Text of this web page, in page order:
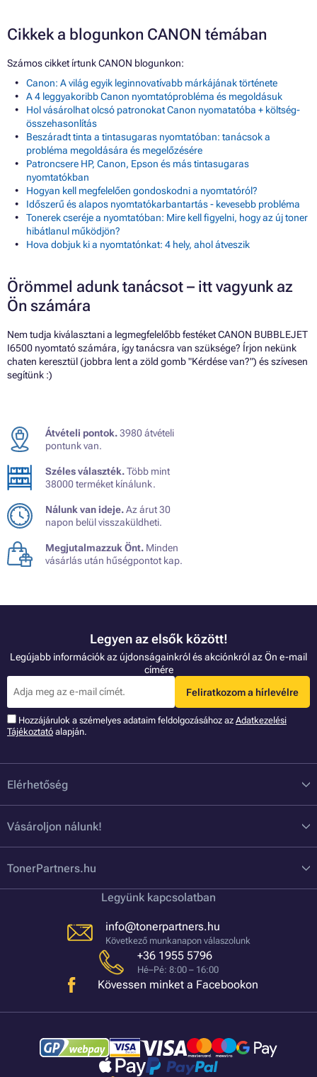
Cikkek a blogunkon CANON témában
Számos cikket írtunk CANON blogunkon:
Canon: A világ egyik leginnovatívabb márkájának története
A 4 leggyakoribb Canon nyomtatóprobléma és megoldásuk
Hol vásárolhat olcsó patronokat Canon nyomatatóba + költség-
összehasonlítás
Beszáradt tinta a tintasugaras nyomtatóban: tanácsok a
probléma megoldására és megelőzésére
Patroncsere HP, Canon, Epson és más tintasugaras
nyomtatókban
Hogyan kell megfelelően gondoskodni a nyomtatóról?
Időszerű és alapos nyomtatókarbantartás - kevesebb probléma
Tonerek cseréje a nyomtatóban: Mire kell figyelni, hogy az új toner
hibátlanul működjön?
Hova dobjuk ki a nyomtatónkat: 4 hely, ahol átveszik
Örömmel adunk tanácsot – itt vagyunk az
Ön számára
Nem tudja kiválasztani a legmegfelelőbb festéket CANON BUBBLEJET
I6500 nyomtató számára, így tanácsra van szüksége? Írjon nekünk
chaten keresztül (jobbra lent a zöld gomb "Kérdése van?") és szívesen
segítünk :)
Átvételi pontok.3980 átvételi
pontunk van.
Széles választék.Több mint
38000 terméket kínálunk.
Nálunk van ideje.Az árut 30
napon belül visszaküldheti.
Megjutalmazzuk Önt. Minden
vásárlás után hűségpontot kap.
Legyen az elsők között!
Legújabb információk az újdonságainkról és akciónkról az Ön e-mail
címére
Feliratkozom a hírlevélre
Hozzájárulok a szémelyes adataim feldolgozásához az Adatkezelési
Tájékoztató alapján.
Elérhetőség
Vásároljon nálunk!
TonerPartners.hu
Legyünk kapcsolatban
info@tonerpartners.hu
Következő munkanapon válaszolunk
+36 1955 5796
Hé–Pé: 8:00 – 16:00
Kövessen minket a Facebookon